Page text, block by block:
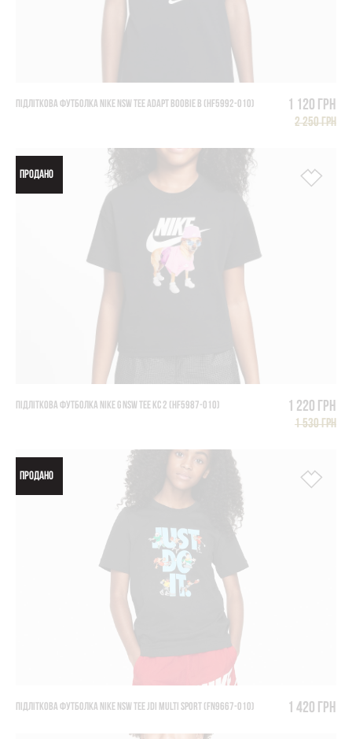
ПІДЛІТКОВА ФУТБОЛКА NIKE NSW TEE ADAPT BOOBIE B (HF5992-010) 1 120 грн
2 250 грн
ПРОДАНО
ПІДЛІТКОВА ФУТБОЛКА NIKE G NSW TEE KC 2 (HF5987-010) 1 220 грн
1 530 грн
ПРОДАНО
ПІДЛІТКОВА ФУТБОЛКА NIKE NSW TEE JDI MULTI SPORT (FN9667-010) 1 420 грн